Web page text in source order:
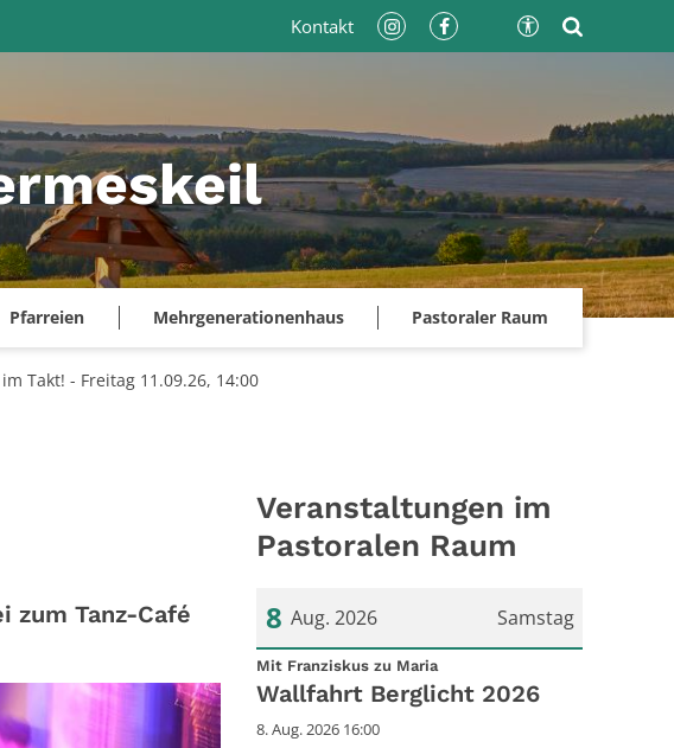
Pfarreien Mehrgenerationenhaus Pastoraler Raum
Kontakt
Takt! - Freitag 11.09.26, 14:00
zum Tanz-Café
Veranstaltungen im
Pastoralen Raum
Samstag
8 Aug. 2026
Datum: 8. August 2026
Mit Franziskus zu Maria:
Wallfahrt Berglicht 2026
8. Aug. 2026 16:00